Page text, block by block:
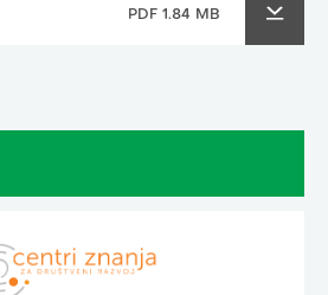
PDF 1.84 MB